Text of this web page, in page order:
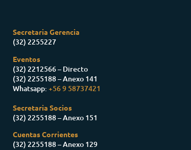
Secretaria Gerencia
(32) 2255227
Eventos
(32) 2212566 – Directo
(32) 2255188 – Anexo 141
Whatsapp: +56 9 58737421
Secretaria Socios
(32) 2255188 – Anexo 151
Cuentas Corrientes
(32) 2255188 – Anexo 129